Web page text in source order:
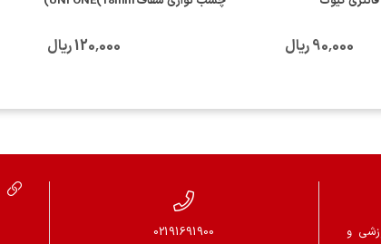
90٬000 ریال 120٬000 ریال
و 02191691900